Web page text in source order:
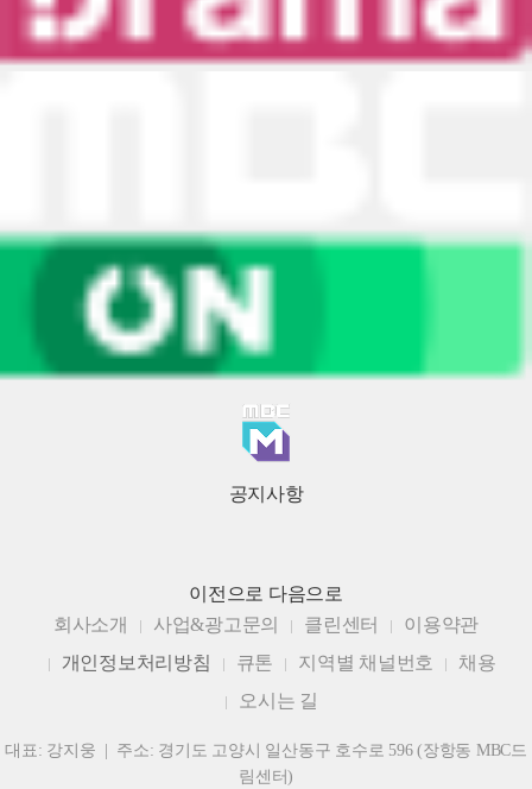
공지사항
이전으로 다음으로
회사소개
사업&광고문의 클린센터
이용약관
개인정보처리방침
큐톤 지역별 채널번호
채용
오시는 길
대표: 강지웅 | 주소: 경기도 고양시 일산동구 호수로 596 (장항동 MBC드
림센터)